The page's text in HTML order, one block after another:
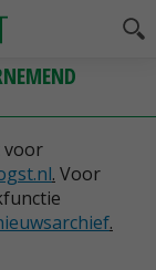
voor
. Voor
.